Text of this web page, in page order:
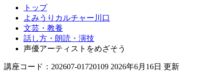
トップ
よみうりカルチャー川口
文芸・教養
話し方・朗読・演技
声優アーティストをめざそう
講座コード：202607-01720109 2026年6月16日 更新